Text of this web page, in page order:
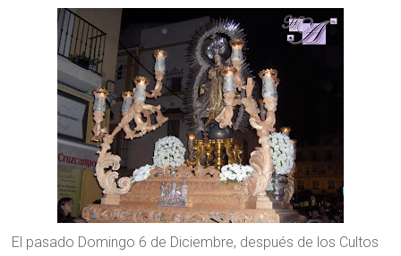
El pasado Domingo 6 de Diciembre, después de los Cultos